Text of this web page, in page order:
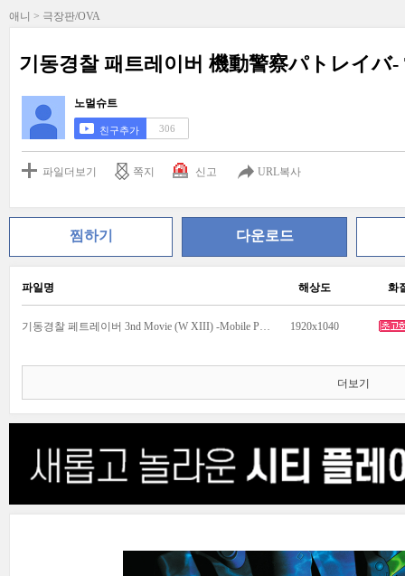
애니 > 극장판/OVA
기동경찰 패트레이버 機動警察パトレイバ-
노멀슈트
친구추가 306
파일더보기 쪽지 신고 URL복사
찜하기 다운로드
파일명 해상도 화
기동경찰 페트레이버 3nd Movie (W XIII) -Mobile Police Patlabor 3nd .Movie (W XIII)-.mkv 1920x1040
더보기